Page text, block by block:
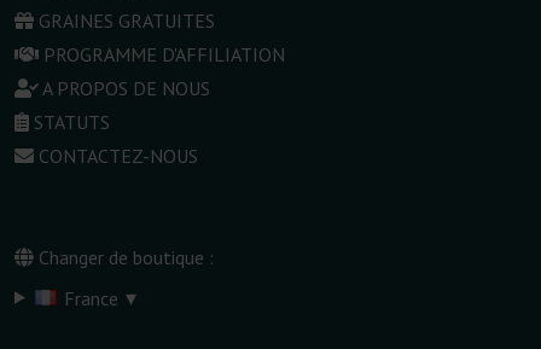
GRAINES GRATUITES
PROGRAMME D'AFFILIATION
A PROPOS DE NOUS
STATUTS
CONTACTEZ-NOUS
Changer de boutique :
France ▾